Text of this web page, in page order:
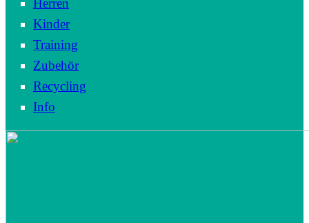
Herren
Kinder
Training
Zubehör
Recycling
Info